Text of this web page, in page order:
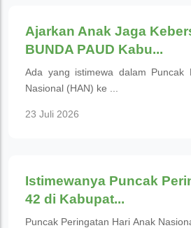
Ajarkan Anak Jaga
BUNDA PAUD Kabu...
Ada yang istimewa dalam Puncak
Nasional (HAN) ke ...
23 Juli 2026
Istimewanya Puncak
42 di Kabupat...
Puncak Peringatan Hari Anak